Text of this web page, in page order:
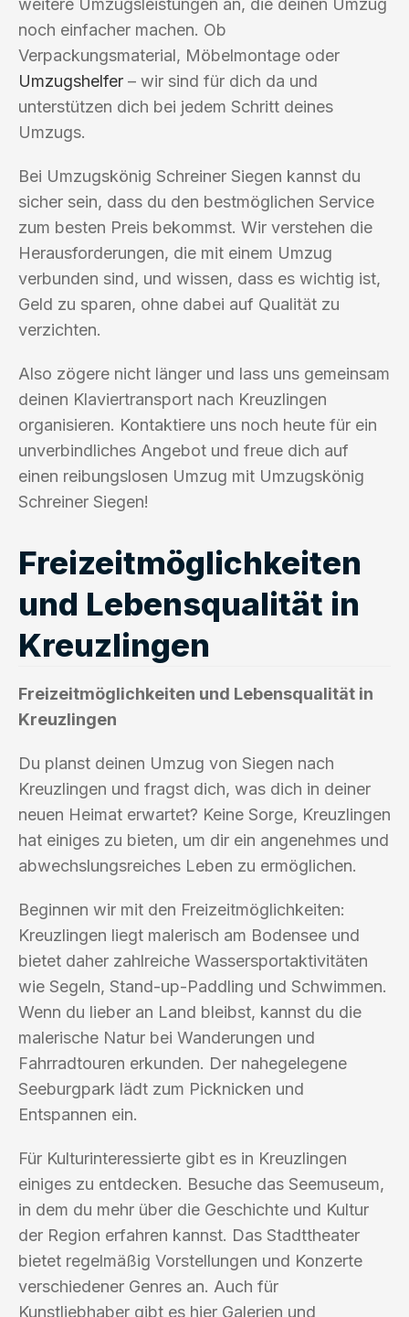
weitere Umzugsleistungen an, die deinen Umzug
noch einfacher machen. Ob
Verpackungsmaterial, Möbelmontage oder
Umzugshelfer – wir sind für dich da und
unterstützen dich bei jedem Schritt deines
Umzugs.
Bei Umzugskönig Schreiner Siegen kannst du
sicher sein, dass du den bestmöglichen Service
zum besten Preis bekommst. Wir verstehen die
Herausforderungen, die mit einem Umzug
verbunden sind, und wissen, dass es wichtig ist,
Geld zu sparen, ohne dabei auf Qualität zu
verzichten.
Also zögere nicht länger und lass uns gemeinsam
deinen Klaviertransport nach Kreuzlingen
organisieren. Kontaktiere uns noch heute für ein
unverbindliches Angebot und freue dich auf
einen reibungslosen Umzug mit Umzugskönig
Schreiner Siegen!
Freizeitmöglichkeiten
und Lebensqualität in
Kreuzlingen
Freizeitmöglichkeiten und Lebensqualität in
Kreuzlingen
Du planst deinen Umzug von Siegen nach
Kreuzlingen und fragst dich, was dich in deiner
neuen Heimat erwartet? Keine Sorge, Kreuzlingen
hat einiges zu bieten, um dir ein angenehmes und
abwechslungsreiches Leben zu ermöglichen.
Beginnen wir mit den Freizeitmöglichkeiten:
Kreuzlingen liegt malerisch am Bodensee und
bietet daher zahlreiche Wassersportaktivitäten
wie Segeln, Stand-up-Paddling und Schwimmen.
Wenn du lieber an Land bleibst, kannst du die
malerische Natur bei Wanderungen und
Fahrradtouren erkunden. Der nahegelegene
Seeburgpark lädt zum Picknicken und
Entspannen ein.
Für Kulturinteressierte gibt es in Kreuzlingen
einiges zu entdecken. Besuche das Seemuseum,
in dem du mehr über die Geschichte und Kultur
der Region erfahren kannst. Das Stadttheater
bietet regelmäßig Vorstellungen und Konzerte
verschiedener Genres an. Auch für
Kunstliebhaber gibt es hier Galerien und